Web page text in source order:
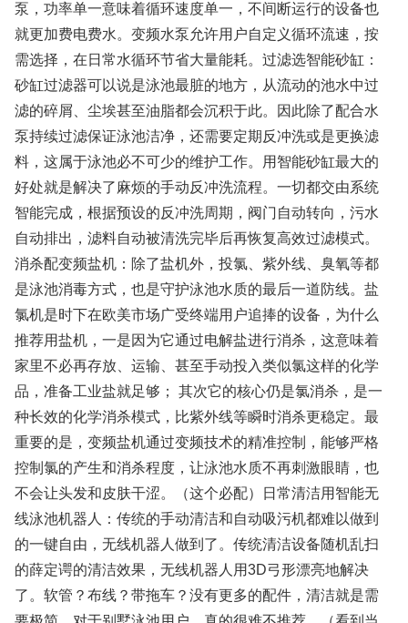
泵，功率单一意味着循环速度单一，不间断运行的设备也
就更加费电费水。变频水泵允许用户自定义循环流速，按
需选择，在日常水循环节省大量能耗。过滤选智能砂缸：
砂缸过滤器可以说是泳池最脏的地方，从流动的池水中过
滤的碎屑、尘埃甚至油脂都会沉积于此。因此除了配合水
泵持续过滤保证泳池洁净，还需要定期反冲洗或是更换滤
料，这属于泳池必不可少的维护工作。用智能砂缸最大的
好处就是解决了麻烦的手动反冲洗流程。一切都交由系统
智能完成，根据预设的反冲洗周期，阀门自动转向，污水
自动排出，滤料自动被清洗完毕后再恢复高效过滤模式。
消杀配变频盐机：除了盐机外，投氯、紫外线、臭氧等都
是泳池消毒方式，也是守护泳池水质的最后一道防线。盐
氯机是时下在欧美市场广受终端用户追捧的设备，为什么
推荐用盐机，一是因为它通过电解盐进行消杀，这意味着
家里不必再存放、运输、甚至手动投入类似氯这样的化学
品，准备工业盐就足够； 其次它的核心仍是氯消杀，是一
种长效的化学消杀模式，比紫外线等瞬时消杀更稳定。最
重要的是，变频盐机通过变频技术的精准控制，能够严格
控制氯的产生和消杀程度，让泳池水质不再刺激眼睛，也
不会让头发和皮肤干涩。（这个必配）日常清洁用智能无
线泳池机器人：传统的手动清洁和自动吸污机都难以做到
的一键自由，无线机器人做到了。传统清洁设备随机乱扫
的薛定谔的清洁效果，无线机器人用3D弓形漂亮地解决
了。软管？布线？带拖车？没有更多的配件，清洁就是需